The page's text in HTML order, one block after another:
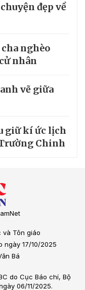
đẹp về
nghèo
nhân
vẽ giữa
giữ kí ức lịch
Chinh
và Tôn giáo
ngày 17/10/2025
Bá
do Cục Báo chí, Bộ
06/11/2025.